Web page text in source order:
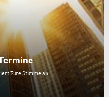
Eure Stimme an